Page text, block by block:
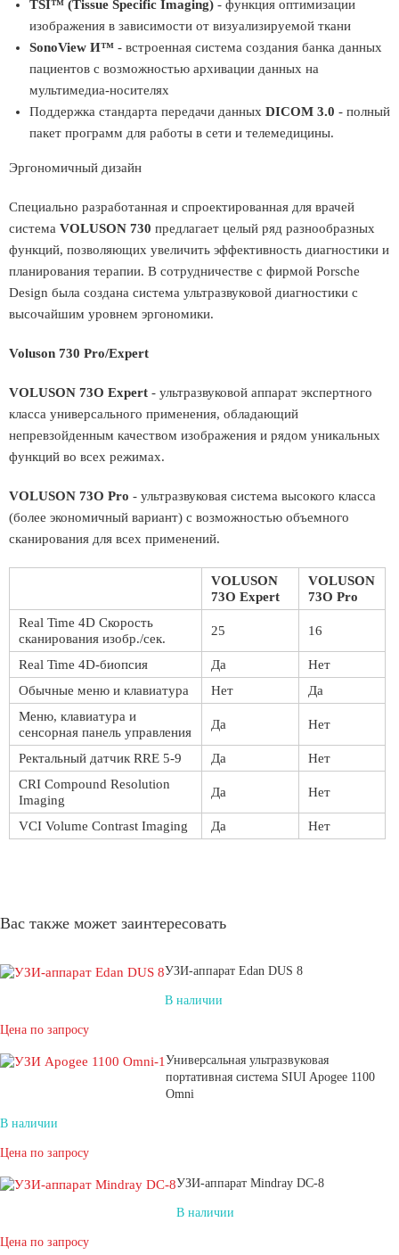
TSI™ (Tissue Specific Imaging) - функция оптимизации
изображения в зависимости от визуализируемой ткани
SonoView И™ - встроенная система создания банка данных
пациентов с возможностью архивации данных на
мультимедиа-носителях
Поддержка стандарта передачи данных DICOM 3.0 - полный
пакет программ для работы в сети и телемедицины.
Эргономичный дизайн
Специально разработанная и спроектированная для врачей
система VOLUSON 730 предлагает целый ряд разнообразных
функций, позволяющих увеличить эффективность диагностики и
планирования терапии. В сотрудничестве с фирмой Porsche
Design была создана система ультразвуковой диагностики с
высочайшим уровнем эргономики.
Voluson 730 Pro/Expert
VOLUSON 73O Expert - ультразвуковой аппарат экспертного
класса универсального применения, обладающий
непревзойденным качеством изображения и рядом уникальных
функций во всех режимах.
VOLUSON 73O Pro - ультразвуковая система высокого класса
(более экономичный вариант) с возможностью объемного
сканирования для всех применений.
VOLUSON
73O Expert
VOLUSON
73O Pro
Real Time 4D Скорость
сканирования изобр./сек.
25 16
Real Time 4D-биопсия Да
Нет
Обычные меню и клавиатура
Нет
Да
Меню, клавиатура и
сенсорная панель управления
Да Нет
Ректальный датчик RRE 5-9 Да
Нет
CRI Compound Resolution
Imaging
Да Нет
VCI Volume Contrast Imaging Да Нет
Вас также может заинтересовать
УЗИ-аппарат Edan DUS 8
В наличии
Цена по запросу
Универсальная ультразвуковая
портативная система SIUI Apogee 1100
Omni
В наличии
Цена по запросу
УЗИ-аппарат Mindray DC-8
В наличии
Цена по запросу